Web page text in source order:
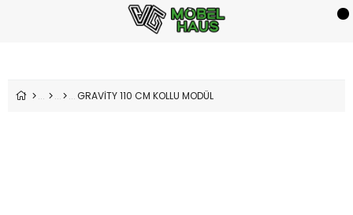
GRAVİTY 110 CM KOLLU MODÜL